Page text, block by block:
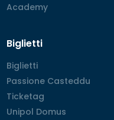
Academy
Academy
Biglietti
Biglietti
Biglietti
Passione Casteddu
Passione Casteddu
Ticketag
Ticketag
Unipol Domus
Unipol Domus